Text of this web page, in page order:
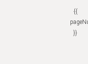
{{
}}